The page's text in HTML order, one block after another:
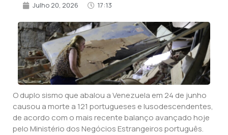
Julho 20, 2026 17:13
O duplo sismo que abalou a Venezuela em 24 de junho
causou a morte a 121 portugueses e lusodescendentes,
de acordo com o mais recente balanço avançado hoje
pelo Ministério dos Negócios Estrangeiros português.